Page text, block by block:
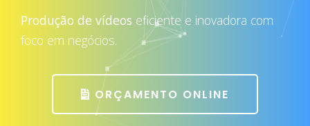
Produção de vídeos eficiente e inovadora com
foco em negócios.
ORÇAMENTO ONLINE